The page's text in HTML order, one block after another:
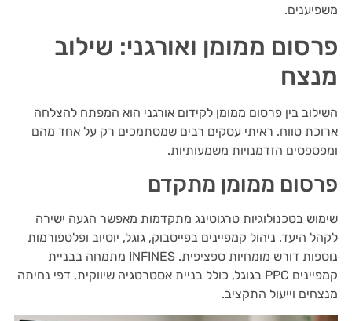
משפיענים.
פרסום ממומן ואורגני: שילוב
מנצח
השילוב בין פרסום ממומן לקידום אורגני הוא המפתח להצלחה
ארוכת טווח. ראיתי עסקים רבים שמסתמכים רק על אחד מהם
ומפספסים הזדמנויות משמעותיות.
פרסום ממומן מתקדם
שימוש בטכנולוגיות טרגוטינג מתקדמות מאפשר הגעה ישירה
לקהל היעד. ניהול קמפיינים בפייסבוק, גוגל, יוטיוב ופלטפורמות
נוספות דורש מומחיות ספציפית. INFINES מתמחה בבניית
קמפיינים PPC בגוגל, כולל בניית אסטרטגיה שיווקית, דפי נחיתה
מנצחים וייעול התקציב.